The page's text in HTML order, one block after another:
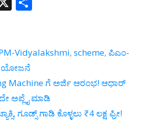
e
Vidyalakshmi,scheme,ಪಿಎಂ-
ಯೋಜನೆ
Machine ಗೆ ಅರ್ಜಿ ಆರಂಭ! ಆಧಾರ್‌
ಅಪ್ಲೈ ಮಾಡಿ
ಗೂಡ್ಸ್ ಗಾಡಿ ಕೊಳ್ಳಲು ₹4 ಲಕ್ಷ ಫ್ರೀ!